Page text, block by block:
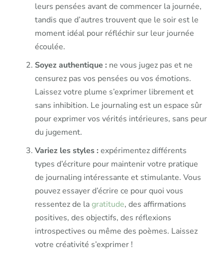
leurs pensées avant de commencer la journée,
tandis que d’autres trouvent que le soir est le
moment idéal pour réfléchir sur leur journée
écoulée.
Soyez authentique : ne vous jugez pas et ne
censurez pas vos pensées ou vos émotions.
Laissez votre plume s’exprimer librement et
sans inhibition. Le journaling est un espace sûr
pour exprimer vos vérités intérieures, sans peur
du jugement.
Variez les styles : expérimentez différents
types d’écriture pour maintenir votre pratique
de journaling intéressante et stimulante. Vous
pouvez essayer d’écrire ce pour quoi vous
ressentez de lagratitude, des affirmations
positives, des objectifs, des réflexions
introspectives ou même des poèmes. Laissez
votre créativité s’exprimer !